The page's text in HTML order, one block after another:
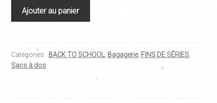
quantité
à
dos
Ajouter au panier
Catégories : BACK TO SCHOOL, Bagagerie, FINS DE SÉRIES,
Sacs à dos